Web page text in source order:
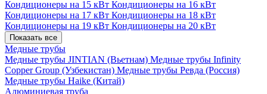
Кондиционеры на 15 кВт Кондиционеры на 16 кВт
Кондиционеры на 17 кВт Кондиционеры на 18 кВт
Кондиционеры на 19 кВт Кондиционеры на 20 кВт
Показать все
Медные трубы
Медные трубы JINTIAN (Вьетнам) Медные трубы Infinity
Copper Group (Узбекистан) Медные трубы Ревда (Россия)
Медные трубы Haike (Китай)
Алюминиевая труба